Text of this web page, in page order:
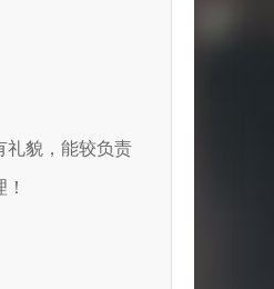
礼貌，能较负责